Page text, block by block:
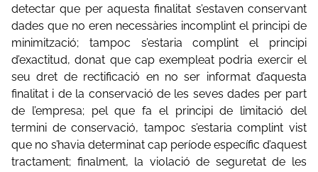
detectar que per aquesta finalitat s’estaven conservant
dades que no eren necessàries incomplint el principi de
minimització; tampoc s’estaria complint el principi
d’exactitud, donat que cap exempleat podria exercir el
seu dret de rectificació en no ser informat d’aquesta
finalitat i de la conservació de les seves dades per part
de l’empresa; pel que fa el principi de limitació del
termini de conservació, tampoc s’estaria complint vist
que no s’havia determinat cap període específic d’aquest
tractament; finalment, la violació de seguretat de les